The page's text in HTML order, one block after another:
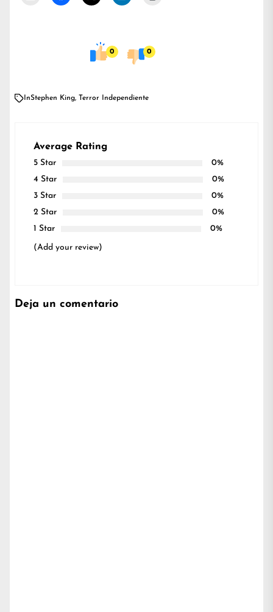
0 0
InStephen King, Terror Independiente
Average Rating
5 Star
0%
4 Star
0%
3 Star
0%
2 Star
0%
1 Star
0%
(Add your review)
Deja un comentario